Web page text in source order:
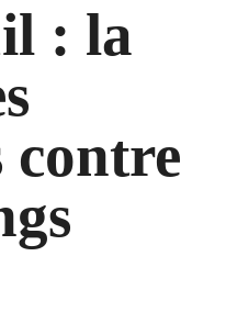
: la
contre